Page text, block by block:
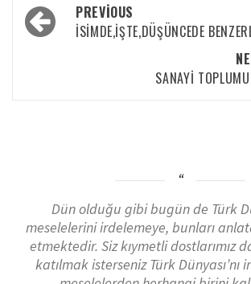
PREVIOUS
İSIMDE,İŞTE,DÜŞÜNCEDE
SANAYI
Dün olduğu gibi bugün de Türk
meselelerini irdelemeye, bunları
etmektedir. Siz kıymetli dostlarımız
katılmak isterseniz Türk Dünyası’nı